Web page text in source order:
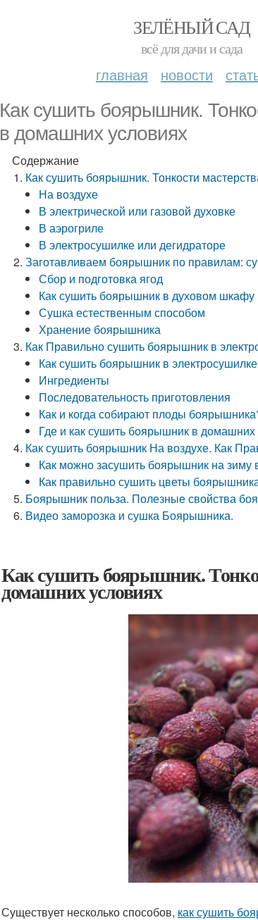
ЗЕЛЁНЫЙ САД
всё для дачи и сада
главная новости
Как сушить боярышник.
в домашних условиях
Содержание
Как сушить боярышник. Тонкости
На воздухе
В электрической или газовой духовке
В аэрогриле
В электросушилке или дегидраторе
Заготавливаем боярышник по правилам:
Сбор и подготовка ягод
Как сушить боярышник в духовом шкафу
Сушка естественным способом
Хранение боярышника
Как Правильно сушить боярышник в
Как сушить боярышник в электросушилке
Ингредиенты
Последовательность приготовления
Как и когда собирают плоды
Где и как сушить боярышник в домашних
Как сушить боярышник На воздухе. Как
Как можно засушить боярышник на зиму
Как правильно сушить цветы
Боярышник польза. Полезные свойства
Видео заморозка и сушка Боярышника.
Как сушить боярышник.
домашних условиях
Существует несколько способов, как сушить